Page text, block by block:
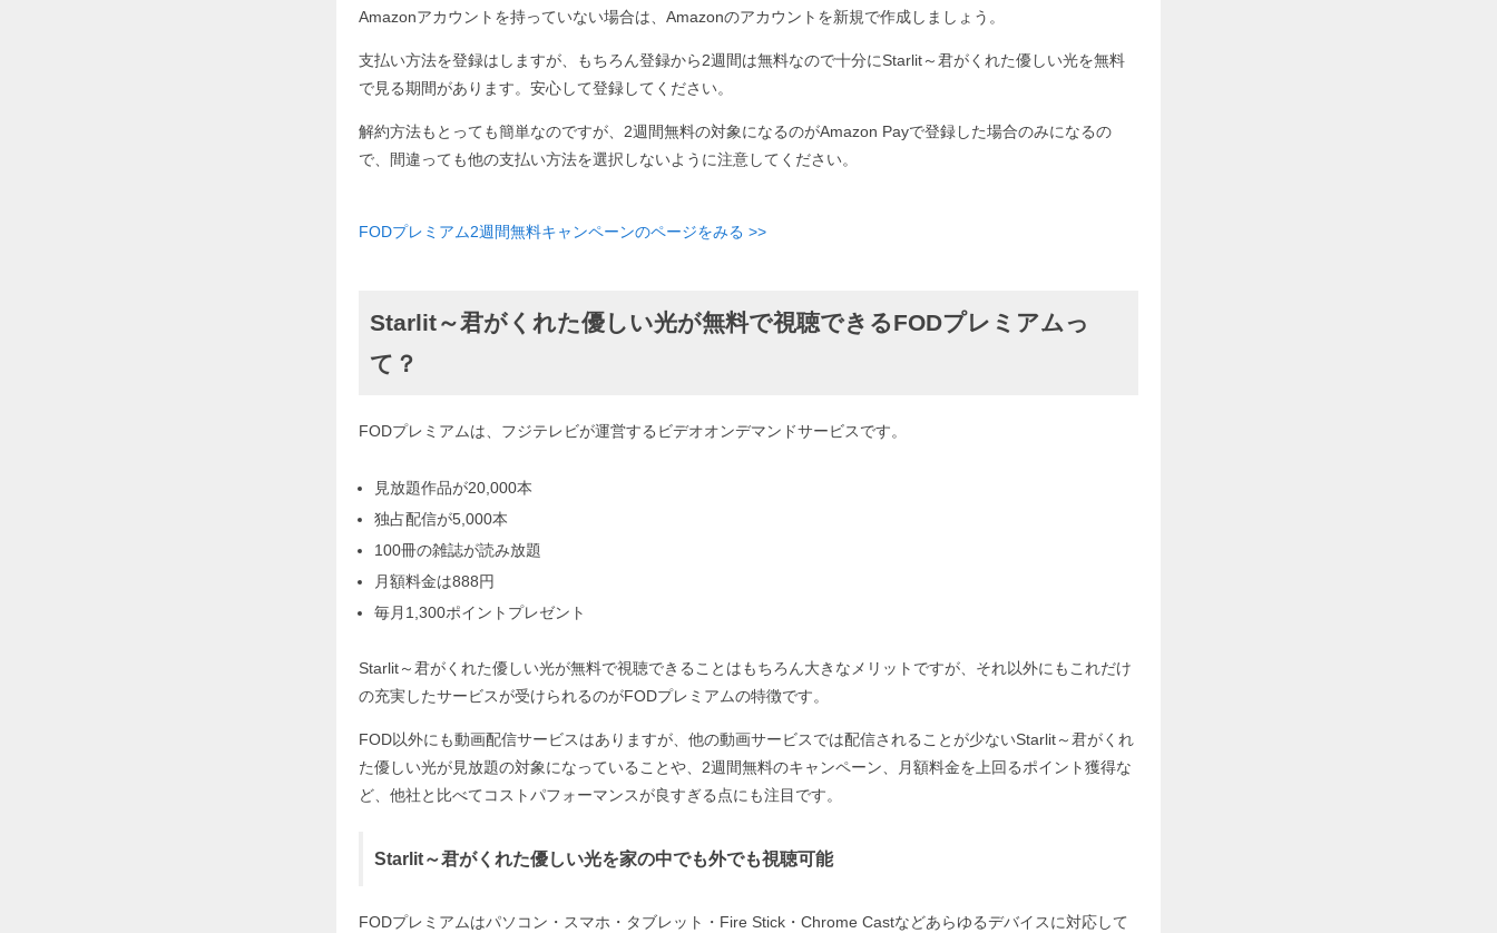
Amazonアカウントを持っていない場合は、Amazonのアカウントを新規で作成しましょう。
支払い方法を登録はしますが、もちろん登録から2週間は無料なので十分にStarlit～君がくれた優しい光を無料
で見る期間があります。安心して登録してください。
解約方法もとっても簡単なのですが、2週間無料の対象になるのがAmazon Payで登録した場合のみになるの
で、間違っても他の支払い方法を選択しないように注意してください。
FODプレミアム2週間無料キャンペーンのページをみる >>
Starlit～君がくれた優しい光が無料で視聴できるFODプレミアムっ
て？
FODプレミアムは、フジテレビが運営するビデオオンデマンドサービスです。
見放題作品が20,000本
独占配信が5,000本
100冊の雑誌が読み放題
月額料金は888円
毎月1,300ポイントプレゼント
Starlit～君がくれた優しい光が無料で視聴できることはもちろん大きなメリットですが、それ以外にもこれだけ
の充実したサービスが受けられるのがFODプレミアムの特徴です。
FOD以外にも動画配信サービスはありますが、他の動画サービスでは配信されることが少ないStarlit～君がくれ
た優しい光が見放題の対象になっていることや、2週間無料のキャンペーン、月額料金を上回るポイント獲得な
ど、他社と比べてコストパフォーマンスが良すぎる点にも注目です。
Starlit～君がくれた優しい光を家の中でも外でも視聴可能
FODプレミアムはパソコン・スマホ・タブレット・Fire Stick・Chrome Castなどあらゆるデバイスに対応して